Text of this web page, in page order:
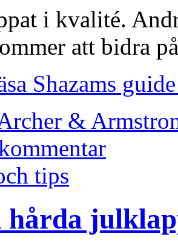
i kvalité.
att bidra
Shazams
&
tips
hårda